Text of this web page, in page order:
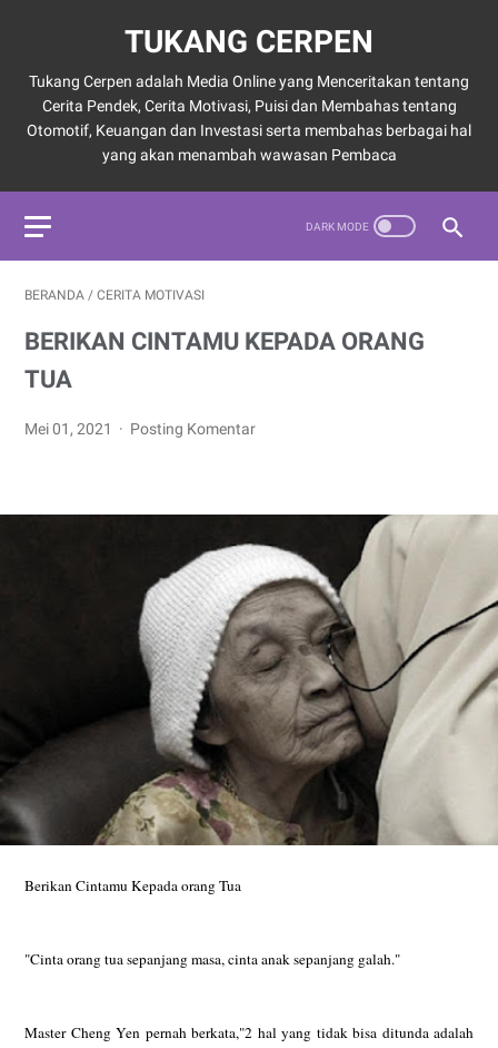
TUKANG CERPEN
Tukang Cerpen adalah Media Online yang Menceritakan tentang
Cerita Pendek, Cerita Motivasi, Puisi dan Membahas tentang
Otomotif, Keuangan dan Investasi serta membahas berbagai hal
yang akan menambah wawasan Pembaca
BERANDA / CERITA MOTIVASI
BERIKAN CINTAMU KEPADA ORANG
TUA
Mei 01, 2021 Posting Komentar
Berikan Cintamu Kepada orang Tua
"Cinta orang tua sepanjang masa, cinta anak sepanjang galah."
Master Cheng Yen pernah berkata,"2 hal yang tidak bisa ditunda adalah